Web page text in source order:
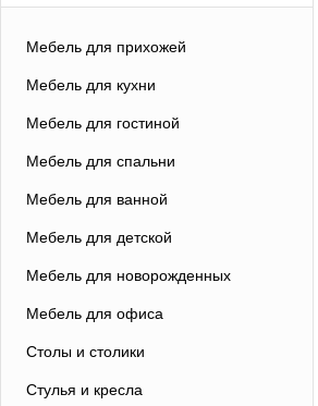
Мебель для прихожей
Мебель для кухни
Мебель для гостиной
Мебель для спальни
Мебель для ванной
Мебель для детской
Мебель для новорожденных
Мебель для офиса
Столы и столики
Стулья и кресла